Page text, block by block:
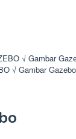
√ Gambar